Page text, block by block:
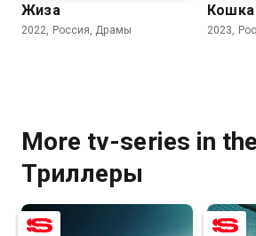
Жиза
2022, Россия, Драмы
Кошка
2023,
More tv-series in
Триллеры